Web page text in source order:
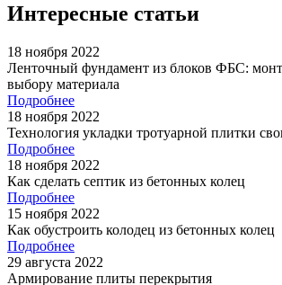
Интересные статьи
18 ноября 2022
Ленточный фундамент из блоков ФБС:
выбору материала
Подробнее
18 ноября 2022
Технология укладки тротуарной плитки
Подробнее
18 ноября 2022
Как сделать септик из бетонных колец
Подробнее
15 ноября 2022
Как обустроить колодец из бетонных колец
Подробнее
29 августа 2022
Армирование плиты перекрытия